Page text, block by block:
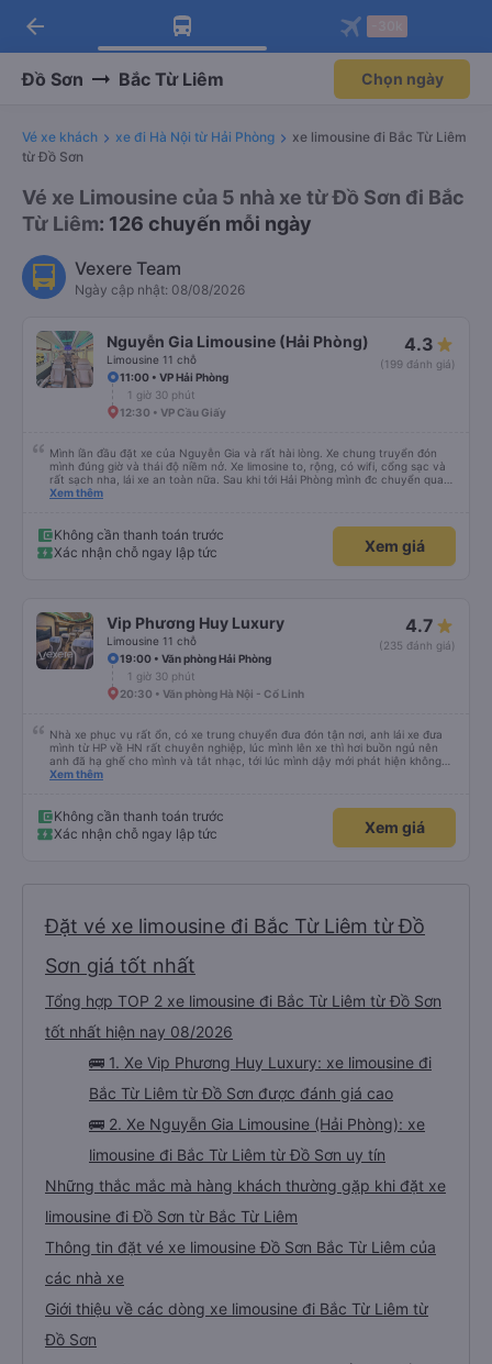
Tải app Vexere ngay!
Nhận ưu đãi thành viên độc
Mở app
Tải app Vexere
-30k/ghế khi đặt vé máy bay qua
Mở app
arrow_back
Đồ Sơn Bắc Từ Liêm Chọn ngày
Vé xe khách xe đi Hà Nội từ Hải Phòng
xe limousine đi Bắc Từ Liêm
từ Đồ Sơn
Vé xe Limousine của 5 nhà xe từ Đồ Sơn đi Bắc
Từ Liêm: 126 chuyến mỗi ngày
Vexere Team
Ngày cập nhật: 08/08/2026
Nguyễn Gia Limousine (Hải Phòng)
Limousine 11 chỗ
4.3
(199 đánh giá)
11:00 • VP Hải Phòng
1 giờ 30 phút
12:30 • VP Cầu Giấy
Mình lần đầu đặt xe của Nguyễn Gia và rất hài lòng. Xe chung truyển đón
mình đúng giờ và thái độ niềm nở. Xe limosine to, rộng, có wifi, cổng sạc và
rất sạch nha, lái xe an toàn nữa. Sau khi tới Hải Phòng mình đc chuyển qua
xe trung chuyển ( vf6) sạch sẽ, thoải mái bạn lái xe rất nice. 1 trải nghiệm
Xem thêm
Không cần thanh toán trước
Xác nhận chỗ ngay lập tức
Xem giá
Vip Phương Huy Luxury
Limousine 11 chỗ
4.7
(235 đánh giá)
19:00 • Văn phòng Hải Phòng
1 giờ 30 phút
20:30 • Văn phòng Hà Nội - Cổ Linh
Nhà xe phục vụ rất ổn, có xe trung chuyển đưa đón tận nơi, anh lái xe đưa
mình từ HP về HN rất chuyên nghiệp, lúc mình lên xe thì hơi buồn ngủ nên
anh đã hạ ghế cho mình và tắt nhạc, tới lúc mình dậy mới phát hiện không
thấy điện thoại thì anh đã ngay lập tức gọi xe trung chuyển để tìm điện thoại
Xem thêm
Không cần thanh toán trước
Xác nhận chỗ ngay lập tức
Xem giá
Đặt vé xe limousine đi Bắc Từ Liêm từ Đồ
Sơn giá tốt nhất
Tổng hợp TOP 2 xe limousine đi Bắc Từ Liêm từ Đồ Sơn
tốt nhất hiện nay 08/2026
🚌 1. Xe Vip Phương Huy Luxury: xe limousine đi
Bắc Từ Liêm từ Đồ Sơn được đánh giá cao
🚌 2. Xe Nguyễn Gia Limousine (Hải Phòng): xe
limousine đi Bắc Từ Liêm từ Đồ Sơn uy tín
Những thắc mắc mà hàng khách thường gặp khi đặt xe
limousine đi Đồ Sơn từ Bắc Từ Liêm
Thông tin đặt vé xe limousine Đồ Sơn Bắc Từ Liêm của
các nhà xe
Giới thiệu về các dòng xe limousine đi Bắc Từ Liêm từ
Đồ Sơn